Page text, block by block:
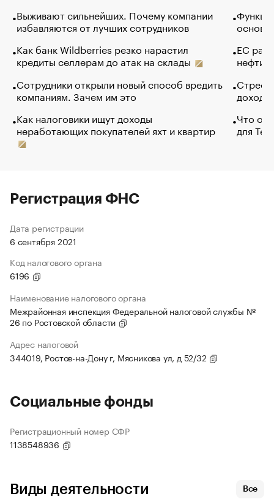
Выживают сильнейших. Почему компании
избавляются от лучших сотрудников
Как банк Wildberries резко нарастил
кредиты селлерам до атак на склады
Сотрудники открыли новый способ вредить
компаниям. Зачем им это
Как налоговики ищут доходы
неработающих покупателей яхт и квартир
основ
ЕС
нефти
Что
для
Регистрация ФНС
Дата регистрации
6 сентября 2021
Код налогового органа
6196
Наименование налогового органа
Межрайонная инспекция Федеральной налоговой службы №
26 по Ростовской области
Адрес налоговой
344019, Ростов-на-Дону г, Мясникова ул, д 52/32
Социальные фонды
Регистрационный номер СФР
1138548936
Виды деятельности Все